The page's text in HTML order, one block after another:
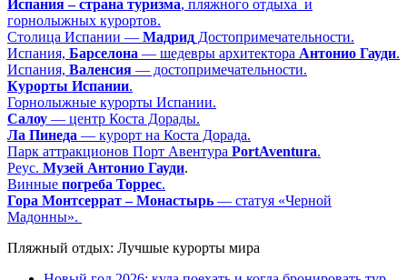
Испания – страна туризма, пляжного отдыха и
горнолыжных курортов.
Столица Испании — Мадрид Достопримечательности.
Испания, Барселона — шедевры архитектора Антонио Гауди.
Испания, Валенсия — достопримечательности.
Курорты Испании.
Горнолыжные курорты Испании.
Салоу — центр Коста Дорады.
Ла Пинеда — курорт на Коста Дорада.
Парк аттракционов Порт Авентура PortAventura.
Реус. Музей Антонио Гауди.
Винные погреба Торрес.
Гора Монтсеррат – Монастырь — статуя «Черной
Мадонны».
Пляжный отдых: Лучшые курорты мира